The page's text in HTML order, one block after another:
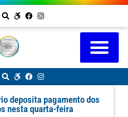
deposita pagamento dos
nesta quarta-feira